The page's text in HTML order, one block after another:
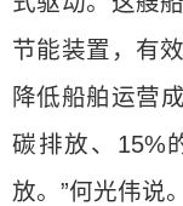
节能装置，有
降低船舶运营
碳排放、15%
放。”何光伟说。